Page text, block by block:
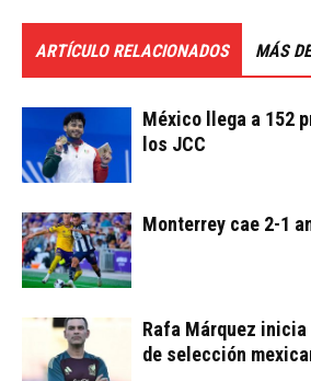
ARTÍCULO RELACIONADOS MÁS
México llega a 152
los JCC
Monterrey cae 2-1
Rafa Márquez inicia
de selección